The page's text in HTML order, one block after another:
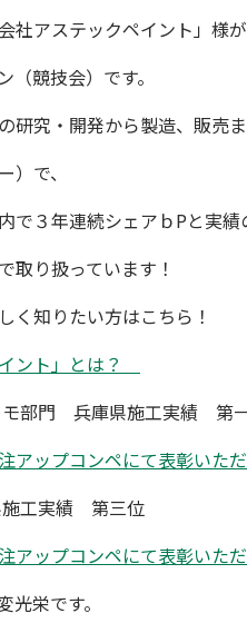
社アステックペイント 」様が
競技会）です。
研究・開発から製造、販売
）で、
で３年連続シェアｂPと実績
取り扱っています！
く知りたい方はこちら！
ント」とは？
モ部門 兵庫県施工実績 第
アップコンペにて表彰いた
工実績 第三位
アップコンペにて表彰いた
栄です。